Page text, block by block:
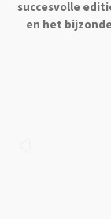
succesvolle
en het